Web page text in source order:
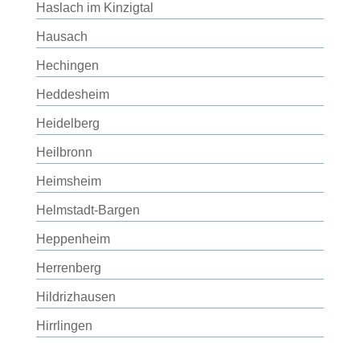
Haslach im Kinzigtal
Hausach
Hechingen
Heddesheim
Heidelberg
Heilbronn
Heimsheim
Helmstadt-Bargen
Heppenheim
Herrenberg
Hildrizhausen
Hirrlingen